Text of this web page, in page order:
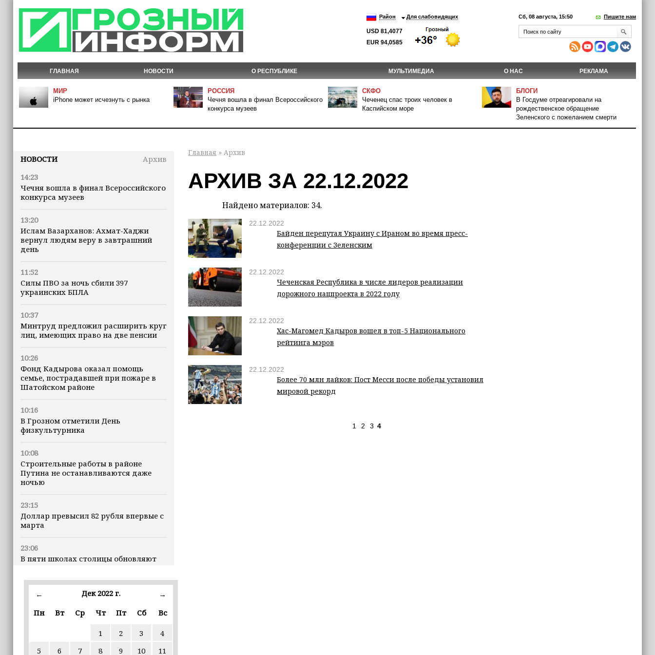
Район Для слабовидящих
USD 81,4077
EUR 94,0585
Сб, 08 августа, 15:50 Пишите нам
ГЛАВНАЯ НОВОСТИ О РЕСПУБЛИКЕ МУЛЬТИМЕДИА О НАС РЕКЛАМА
МИР
iPhone может исчезнуть с рынка
РОССИЯ
Чечня вошла в финал Всероссийского
конкурса музеев
СКФО
Чеченец спас троих человек в
Каспийском море
БЛОГИ
В Госдуме отреагировали на
рождественское обращение
Зеленского с пожеланием смерти
НОВОСТИ
Архив
14:23
Чечня вошла в финал Всероссийского
конкурса музеев
13:20
Ислам Вазарханов: Ахмат-Хаджи
вернул людям веру в завтрашний
день
11:52
Силы ПВО за ночь сбили 397
украинских БПЛА
10:37
Минтруд предложил расширить круг
лиц, имеющих право на две пенсии
10:26
Фонд Кадырова оказал помощь
семье, пострадавшей при пожаре в
Шатойском районе
10:16
В Грозном отметили День
физкультурника
10:08
Строительные работы в районе
Путина не останавливаются даже
ночью
23:15
Доллар превысил 82 рубля впервые с
марта
23:06
В пяти школах столицы обновляют
регионами России за последние
← Дек 2022 г.
→
Пн
Вт Ср Чт Пт Сб Вс
1 2 3
4
5
6 7 8 9 10 11
Главная » Архив
АРХИВ ЗА 22.12.2022
Найдено материалов: 34.
22.12.2022
Байден перепутал Украину с Ираном во время пресс-
конференции с Зеленским
22.12.2022
Чеченская Республика в числе лидеров реализации
дорожного нацпроекта в 2022 году
22.12.2022
Хас-Магомед Кадыров вошел в топ-5 Национального
рейтинга мэров
22.12.2022
Более 70 млн лайков: Пост Месси после победы установил
мировой рекорд
1 2 3 4